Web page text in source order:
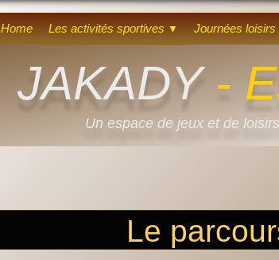
Home Les activités sportives ▼ Journées loisirs
JAKADY-
Un espace de jeux et de
Le